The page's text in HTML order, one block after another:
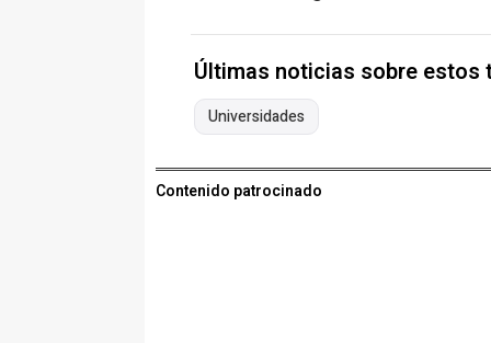
Últimas noticias sobre estos
Universidades
Contenido patrocinado